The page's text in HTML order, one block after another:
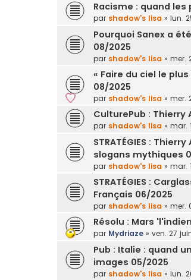
Racisme : quand
par shadow's lisa » lun.
Pourquoi Sanex a
08/2025
par shadow's lisa » mer.
« Faire du ciel le
08/2025
par shadow's lisa » mer.
CulturePub : Thierry
par shadow's lisa » mar.
STRATÉGIES :
slogans mythiques
par shadow's lisa » mar.
STRATÉGIES :
Français 06/2025
par shadow's lisa » mer.
Résolu : Mars
par Mydriaze » ven. 27
Pub : Italie : quand
images 05/2025
par shadow's lisa » lun.